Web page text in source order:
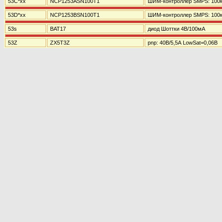
53D*xx NCP1253BSN100T1 ШИМ-контроллер SMPS:
53s BAT17 диод Шоттки 4В/100мА
53Z ZX5T3Z pnp: 40В/5,5А LowSat=0,06В